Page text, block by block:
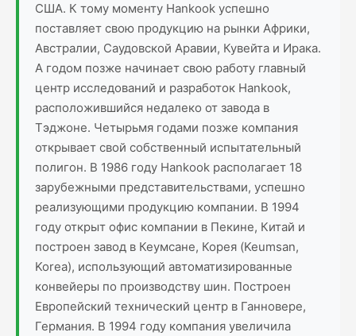
США. К тому моменту Hankook успешно
поставляет свою продукцию на рынки Африки,
Австралии, Саудовской Аравии, Кувейта и Ирака.
А годом позже начинает свою работу главный
центр исследований и разработок Hankook,
расположившийся недалеко от завода в
Тэджоне. Четырьмя годами позже компания
открывает свой собственный испытательный
полигон. В 1986 году Hankook располагает 18
зарубежными представительствами, успешно
реализующими продукцию компании. В 1994
году открыт офис компании в Пекине, Китай и
построен завод в Кеумсане, Корея (Keumsan,
Korea), использующий автоматизированные
конвейеры по производству шин. Построен
Европейский технический центр в Ганновере,
Германия. В 1994 году компания увеличила